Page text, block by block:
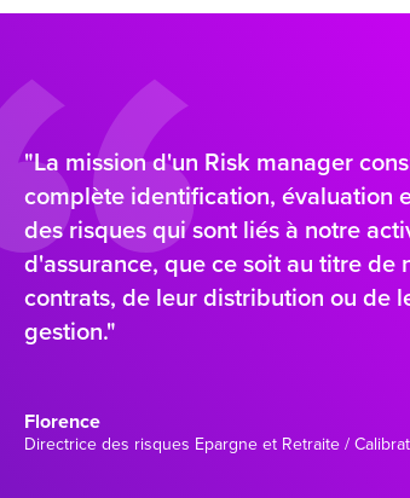
"La mission d'un Risk manager
complète identification, évaluation
des risques qui sont liés à notre
d'assurance, que ce soit au titre de
contrats, de leur distribution ou de
gestion."
Florence
Directrice des risques Epargne et Retraite /